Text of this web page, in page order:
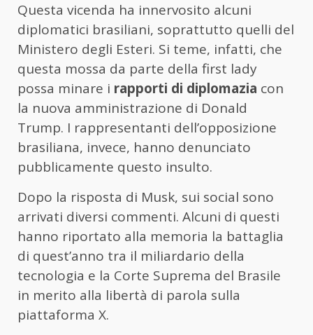
Questa vicenda ha innervosito alcuni
diplomatici brasiliani, soprattutto quelli del
Ministero degli Esteri. Si teme, infatti, che
questa mossa da parte della first lady
possa minare i rapporti di diplomazia con
la nuova amministrazione di Donald
Trump. I rappresentanti dell’opposizione
brasiliana, invece, hanno denunciato
pubblicamente questo insulto.
Dopo la risposta di Musk, sui social sono
arrivati diversi commenti. Alcuni di questi
hanno riportato alla memoria la battaglia
di quest’anno tra il miliardario della
tecnologia e la Corte Suprema del Brasile
in merito alla libertà di parola sulla
piattaforma X.